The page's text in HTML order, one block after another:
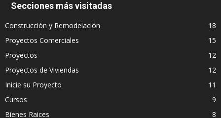
Secciones más visitadas
Construcción y Remodelación
18
Proyectos Comerciales
15
Proyectos
12
Proyectos de Viviendas
12
Inicie su Proyecto
11
Cursos
9
Bienes Raices
8